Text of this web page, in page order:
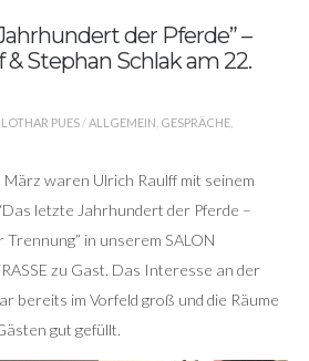
der Pferde” –
& Stephan Schlak am 22.
LOTHAR PUES/ALLGEMEIN GESPRÄCHE
März waren Ulrich Raulff mit seinem
letzte Jahrhundert der Pferde –
in unserem SALON
zu Gast. Das Interesse an der
bereits im Vorfeld groß und die Räume
gut gefüllt.